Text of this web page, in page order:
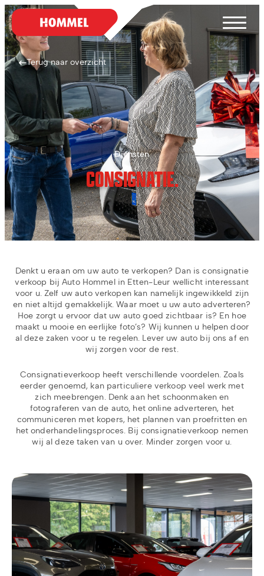
Terug naar overzicht
Diensten
CONSIGNATIE.
Denkt u eraan om uw auto te verkopen? Dan is consignatie
verkoop bij Auto Hommel in Etten-Leur wellicht interessant
voor u. Zelf uw auto verkopen kan namelijk ingewikkeld zijn
en niet altijd gemakkelijk. Waar moet u uw auto adverteren?
Hoe zorgt u ervoor dat uw auto goed zichtbaar is? En hoe
maakt u mooie en eerlijke foto’s? Wij kunnen u helpen door
al deze zaken voor u te regelen. Lever uw auto bij ons af en
wij zorgen voor de rest.
Consignatieverkoop heeft verschillende voordelen. Zoals
eerder genoemd, kan particuliere verkoop veel werk met
zich meebrengen. Denk aan het schoonmaken en
fotograferen van de auto, het online adverteren, het
communiceren met kopers, het plannen van proefritten en
het onderhandelingsproces. Bij consignatieverkoop nemen
wij al deze taken van u over. Minder zorgen voor u.